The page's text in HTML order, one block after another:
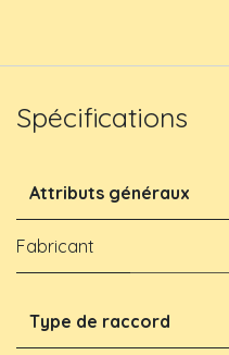
Spécifications
Attributs généraux
Fabricant
Type de raccord